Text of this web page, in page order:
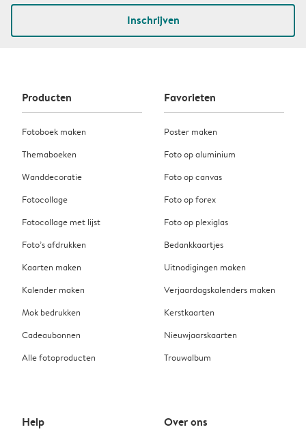
Inschrijven
Producten
Fotoboek maken
Themaboeken
Wanddecoratie
Fotocollage
Fotocollage met lijst
Foto’s afdrukken
Kaarten maken
Kalender maken
Mok bedrukken
Cadeaubonnen
Alle fotoproducten
Favorieten
Poster maken
Foto op aluminium
Foto op canvas
Foto op forex
Foto op plexiglas
Bedankkaartjes
Uitnodigingen maken
Verjaardagskalenders maken
Kerstkaarten
Nieuwjaarskaarten
Trouwalbum
Help Over ons